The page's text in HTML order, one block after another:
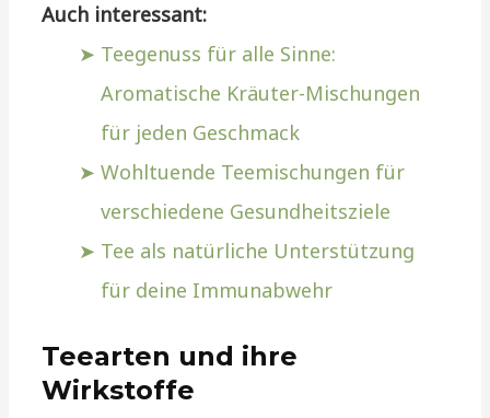
Auch interessant:
Teegenuss für alle Sinne:
Aromatische Kräuter-Mischungen
für jeden Geschmack
Wohltuende Teemischungen für
verschiedene Gesundheitsziele
Tee als natürliche Unterstützung
für deine Immunabwehr
Teearten und ihre
Wirkstoffe